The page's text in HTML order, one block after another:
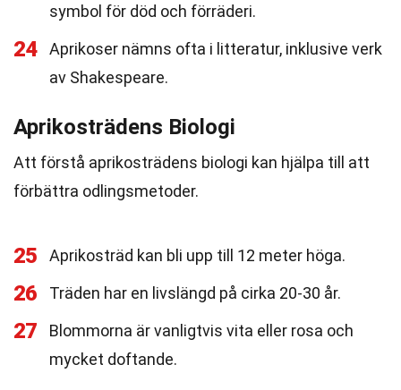
symbol för död och förräderi.
24
Aprikoser nämns ofta i litteratur, inklusive verk
av Shakespeare.
Aprikosträdens Biologi
Att förstå aprikosträdens biologi kan hjälpa till att
förbättra odlingsmetoder.
25 Aprikosträd kan bli upp till 12 meter höga.
26 Träden har en livslängd på cirka 20-30 år.
27
Blommorna är vanligtvis vita eller rosa och
mycket doftande.